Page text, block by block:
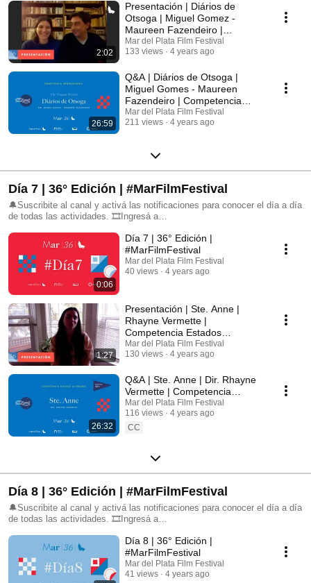
2:02
Presentación | Diários de
Otsoga | Miguel Gomez -
Maureen Fazendeiro |
Competencia Internacional
Mar del Plata Film Festival
133 views
4 years ago
26:59
Q&A | Diários de Otsoga |
Miguel Gomes - Maureen
Fazendeiro | Competencia
Internacional
Mar del Plata Film Festival
211 views
4 years ago
Día 7 | 36° Edición | #MarFilmFestival
🔔Suscribite al canal y activá las notificaciones para conocer el día a día
de todas las actividades. 🎞Ingresá a
en nuestras redes sociales: FB: @mardelplatafilmfestival IG:
@mdqfilmfest TW: @mardelplataff
0:06
Día 7 | 36° Edición |
#MarFilmFestival
Mar del Plata Film Festival
40 views
4 years ago
1:27
Presentación | Ste. Anne |
Rhayne Vermette |
Competencia Estados
Alterados
Mar del Plata Film Festival
130 views
4 years ago
26:32
Q&A | Ste. Anne | Dir. Rhayne
Vermette | Competencia
Estados Alterados | 36°
#MarFilmFestival
Mar del Plata Film Festival
116 views
4 years ago
CC
Día 8 | 36° Edición | #MarFilmFestival
🔔Suscribite al canal y activá las notificaciones para conocer el día a día
de todas las actividades. 🎞Ingresá a
en nuestras redes sociales: FB: @mardelplatafilmfestival IG:
@mdqfilmfest TW: @mardelplataff
Día 8 | 36° Edición |
#MarFilmFestival
Mar del Plata Film Festival
41 views
4 years ago